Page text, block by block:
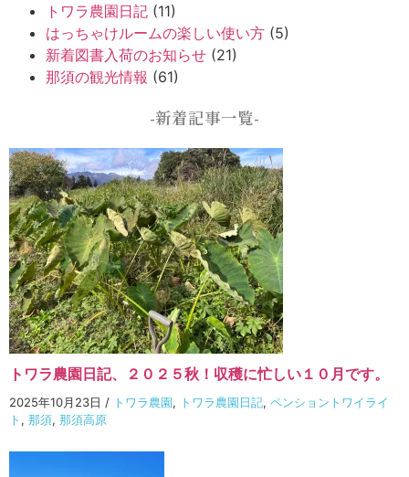
トワラ農園日記 (11)
はっちゃけルームの楽しい使い方 (5)
新着図書入荷のお知らせ (21)
那須の観光情報 (61)
-新着記事一覧-
トワラ農園日記、２０２５秋！収穫に忙しい１０月です。
2025年10月23日 / トワラ農園, トワラ農園日記, ペンショントワイライ
ト , 那須, 那須高原